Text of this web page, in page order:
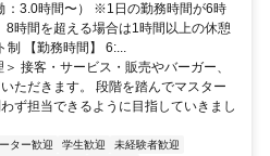
：3.0時間〜） ※1日の勤務時間が6時
8時間を超える場合は1時間以上の休憩
制 【勤務時間】 6:...
接客・サービス・販売やバーガー、
ただきます。 段階を踏んでマスター
ず担当できるように目指していきまし
ター歓迎 学生歓迎
未経験者歓迎